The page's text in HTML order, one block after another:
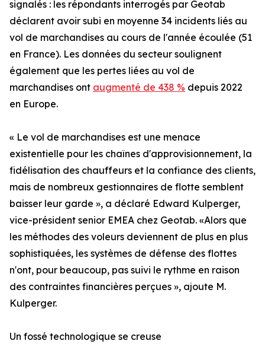
signalés : les répondants interrogés par Geotab
déclarent avoir subi en moyenne 34 incidents liés au
vol de marchandises au cours de l'année écoulée (51
en France). Les données du secteur soulignent
également que les pertes liées au vol de
marchandises ont augmenté de 438 % depuis 2022
en Europe.
« Le vol de marchandises est une menace
existentielle pour les chaînes d'approvisionnement, la
fidélisation des chauffeurs et la confiance des clients,
mais de nombreux gestionnaires de flotte semblent
baisser leur garde », a déclaré Edward Kulperger,
vice-président senior EMEA chez Geotab. «Alors que
les méthodes des voleurs deviennent de plus en plus
sophistiquées, les systèmes de défense des flottes
n'ont, pour beaucoup, pas suivi le rythme en raison
des contraintes financières perçues », ajoute M.
Kulperger.
Un fossé technologique se creuse